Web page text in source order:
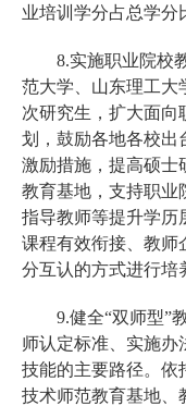
业培训学分占总学分
8.实施职业院校
范大学、山东理工大
次研究生，扩大面向
划，鼓励各地各校出
激励措施，提高硕士
教育基地，支持职业
指导教师等提升学历
课程有效衔接、教师
分互认的方式进行培
9.健全“双师型”
师认定标准、实施办
技能的主要路径。依
技术师范教育基地、